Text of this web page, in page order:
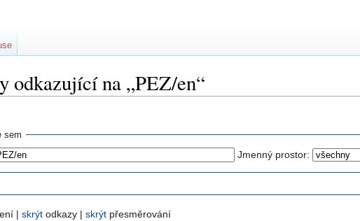
odkazující na „PEZ/en“
sem
Jmenný prostor:
| skrýt odkazy | skrýt přesměrování